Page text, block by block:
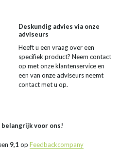
Deskundig advies via onze
adviseurs
Heeft u een vraag over een
specifiek product? Neem contact
op met onze klantenservice en
een van onze adviseurs neemt
contact met u op.
belangrijk voor ons!
9,1 op Feedbackcompany